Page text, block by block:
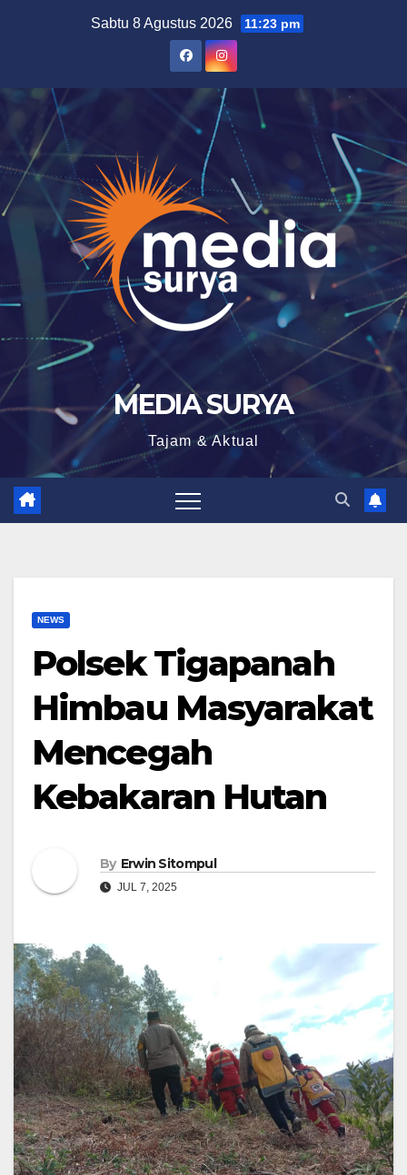
Sabtu 8 Agustus 2026 11:23 pm
MEDIA SURYA
Tajam & Aktual
NEWS
Polsek Tigapanah
Himbau Masyarakat
Mencegah
Kebakaran Hutan
By Erwin Sitompul
JUL 7, 2025